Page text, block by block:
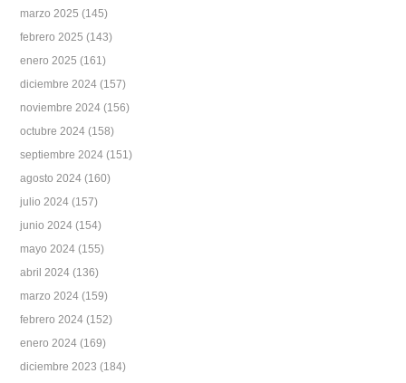
marzo 2025 (145)
febrero 2025 (143)
enero 2025 (161)
diciembre 2024 (157)
noviembre 2024 (156)
octubre 2024 (158)
septiembre 2024 (151)
agosto 2024 (160)
julio 2024 (157)
junio 2024 (154)
mayo 2024 (155)
abril 2024 (136)
marzo 2024 (159)
febrero 2024 (152)
enero 2024 (169)
diciembre 2023 (184)